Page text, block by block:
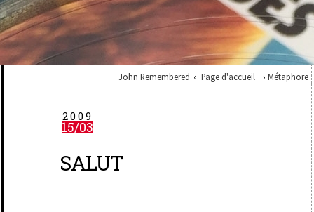
John Remembered Page d'accueil Métaphore
2009
15/03
SALUT